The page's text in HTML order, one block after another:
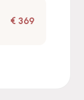
€ 369